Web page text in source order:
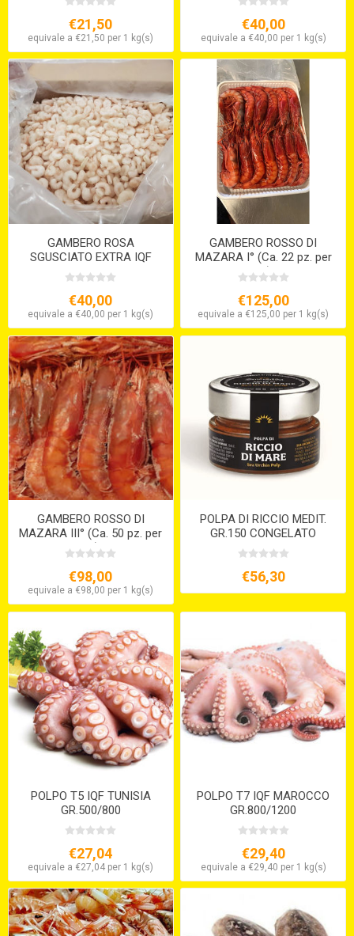
€21,50
equivale a €21,50 per 1 kg(s)
€40,00
equivale a €40,00 per 1 kg(s)
GAMBERO ROSA
SGUSCIATO EXTRA IQF
€40,00
equivale a €40,00 per 1 kg(s)
GAMBERO ROSSO DI
MAZARA I° (Ca. 22 pz. per
kg)
€125,00
equivale a €125,00 per 1 kg(s)
GAMBERO ROSSO DI
MAZARA III° (Ca. 50 pz. per
kg)
€98,00
equivale a €98,00 per 1 kg(s)
POLPA DI RICCIO MEDIT.
GR.150 CONGELATO
€56,30
POLPO T5 IQF TUNISIA
GR.500/800
€27,04
equivale a €27,04 per 1 kg(s)
POLPO T7 IQF MAROCCO
GR.800/1200
€29,40
equivale a €29,40 per 1 kg(s)